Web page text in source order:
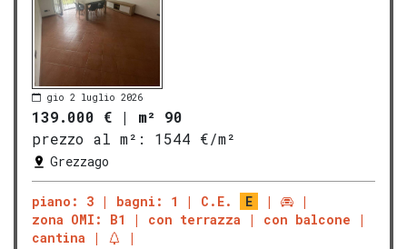
gio 2 luglio 2026
139.000 € | m² 90
prezzo al m²:
1544 €/m²
Grezzago
piano: 3 bagni: 1 C.E.
E
zona OMI: B1
con terrazza
con balcone
cantina